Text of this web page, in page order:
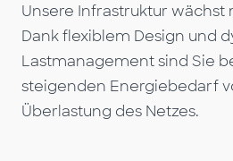
Unsere Infrastruktur wächst
Dank flexiblem Design und
Lastmanagement sind Sie
steigenden Energiebedarf
Überlastung des Netzes.